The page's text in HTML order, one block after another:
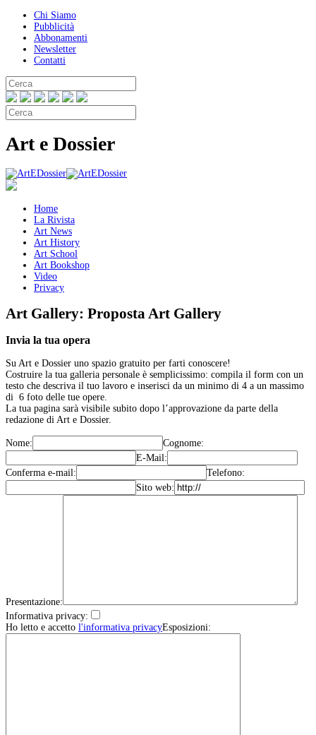
Chi Siamo
Pubblicità
Abbonamenti
Newsletter
Contatti
Art e Dossier
Home
La Rivista
Art News
Art History
Art School
Art Bookshop
Video
Privacy
Art Gallery: Proposta Art Gallery
Invia la tua opera
Su Art e Dossier uno spazio gratuito per farti conoscere!
Costruire la tua galleria personale è semplicissimo: compila il form con un
testo che descriva il tuo lavoro e inserisci da un minimo di 4 a un massimo
di 6 foto delle tue opere.
La tua pagina sarà visibile subito dopo l’approvazione da parte della
redazione di Art e Dossier.
Nome:
Cognome:
E-Mail:
Conferma e-mail:
Telefono:
Sito web:
Presentazione:
Informativa privacy:
Ho letto e accetto l'informativa privacyEsposizioni: